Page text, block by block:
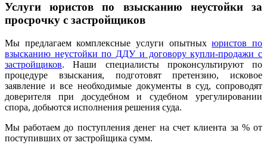
Услуги юристов по взысканию неустойки за
просрочку с застройщиков
Мы предлагаем комплексные услуги опытныхюристов по
взысканию неустойки по ДДУ и договору купли-продажи с
застройщиков. Наши специалисты проконсультируют по
процедуре взыскания, подготовят претензию, исковое
заявление и все необходимые документы в суд, сопроводят
доверителя при досудебном и судебном урегулировании
спора, добьются исполнения решения суда.
Мы работаем до поступления денег на счет клиента за % от
поступивших от застройщика сумм.